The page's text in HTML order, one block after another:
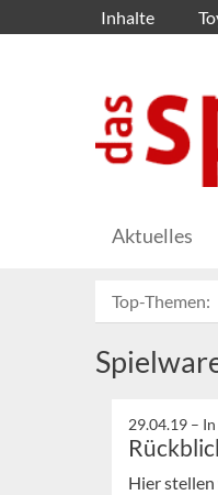
Inhalte
Aktuelles
Top-Themen:
29.04.19 –
Hier